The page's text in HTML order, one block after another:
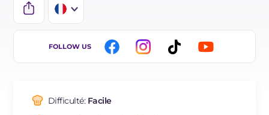
IT
DE
FOLLOW US
Difficulté: Facile